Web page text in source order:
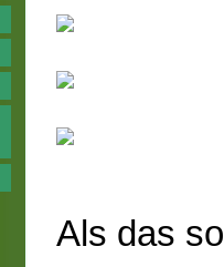
Als das